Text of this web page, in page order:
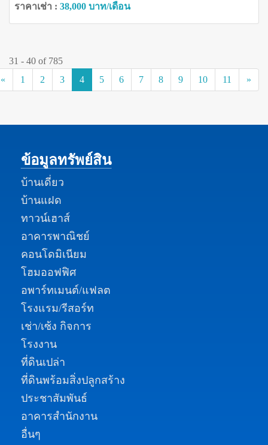
ราคาเช่า : 38,000 บาท/เดือน
31 - 40 of 785
«
1 2 3 4(current)
5 6 7 8 9 10 11 »
ข้อมูลทรัพย์สิน
บ้านเดี่ยว
บ้านแฝด
ทาวน์เฮาส์
อาคารพาณิชย์
คอนโดมิเนียม
โฮมออฟฟิศ
อพาร์ทเมนต์/แฟลต
โรงแรม/รีสอร์ท
เช่า/เซ้ง กิจการ
โรงงาน
ที่ดินเปล่า
ที่ดินพร้อมสิ่งปลูกสร้าง
ประชาสัมพันธ์
อาคารสำนักงาน
อื่นๆ